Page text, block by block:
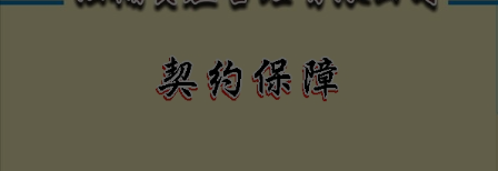
不畏強權、惡勢力、困難度高